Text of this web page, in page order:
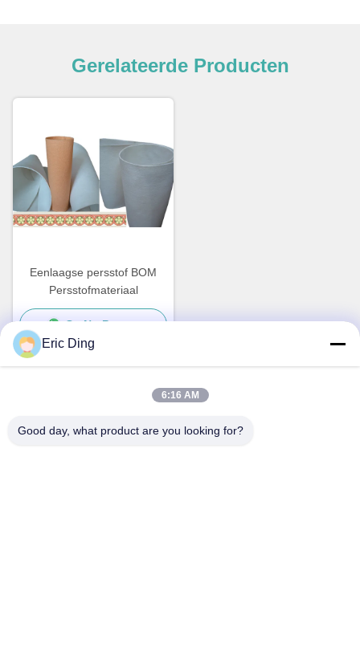
Gerelateerde Producten
Eenlaagse persstof BOM
Persstofmateriaal
Ga Nu Praten.
Eric Ding
6:16 AM
Good day, what product are you looking for?